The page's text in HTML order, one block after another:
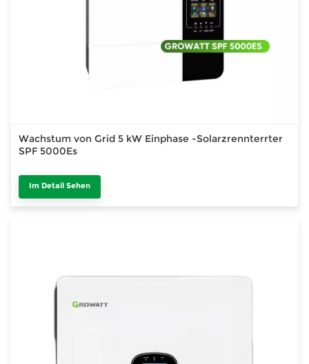
Wachstum von Grid 5 kW Einphase -Solarzrennterrter
SPF 5000Es
Im Detail Sehen